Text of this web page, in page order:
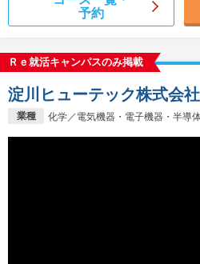
予約
Ｒｅ就活キャンパスのみ掲載
業種 化学／電気機器・電子機器・半導
淀川ヒューテック株式会社